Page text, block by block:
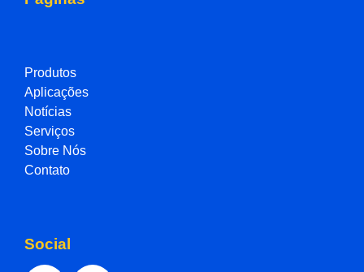
Produtos
Aplicações
Notícias
Serviços
Sobre Nós
Contato
Social